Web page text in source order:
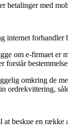
betalinger med
internet
om e-firmaet er
forstår
omkring de
ordrekvittering,
beskue en række